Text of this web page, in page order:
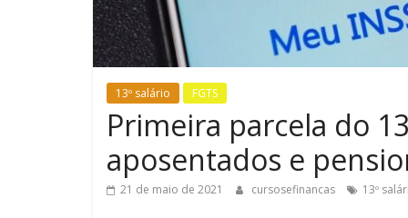
13º salário FGTS
Primeira parcela do
aposentados e
21 de maio de 2021 cursosefinancas 13º